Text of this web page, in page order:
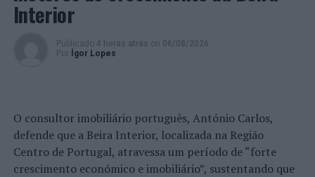
2018, então designada por Força Conjunta de Combate
aos Carteiristas, dedicada a este tipo de criminalidade,
tem vindo a neutralizar várias células que em território
Foto: DR (meramente ilustrativa).
TÓPICOS RELACIONADOS: CRIMINALIDADE
DESTAQUE
LISBOA
PSP
Interior
Publicado 4 horas atrás on 06/08/2026
Por
Ígor Lopes
O consultor imobiliário português, António Carlos,
defende que a Beira Interior, localizada na Região
Centro de Portugal, atravessa um período de “forte
crescimento económico e imobiliário”, sustentando que